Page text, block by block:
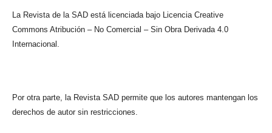
La Revista de la SAD está licenciada bajo Licencia Creative
Commons Atribución – No Comercial – Sin Obra Derivada 4.0
Internacional.
Por otra parte, la Revista SAD permite que los autores mantengan los
derechos de autor sin restricciones.